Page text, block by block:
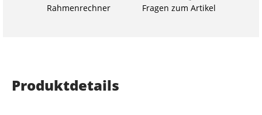
Rahmenrechner Fragen zum Artikel
Produktdetails